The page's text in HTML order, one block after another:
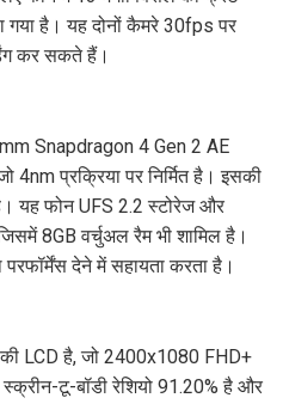
गया है। यह दोनों कैमरे 30fps पर
कर सकते हैं।
Snapdragon 4 Gen 2 AE
4nm प्रक्रिया पर निर्मित है। इसकी
यह फोन UFS 2.2 स्टोरेज और
8GB वर्चुअल रैम भी शामिल है।
देने में सहायता करता है।
की LCD है, जो 2400x1080 FHD+
टू-बॉडी रेशियो 91.20% है और